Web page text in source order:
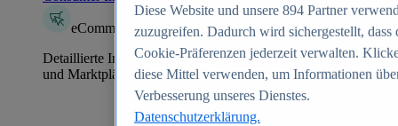
eCommerce Insights
Detaillierte Informationen zu mehr als 39.000 Online-Shops
und Marktplätzen
Diese Website und unsere 894 Partner
zuzugreifen. Dadurch wird sichergestellt,
Cookie-Präferenzen jederzeit verwalten.
diese Mittel verwenden, um Informationen
Verbesserung unseres Dienstes.
Datenschutzerklärung.